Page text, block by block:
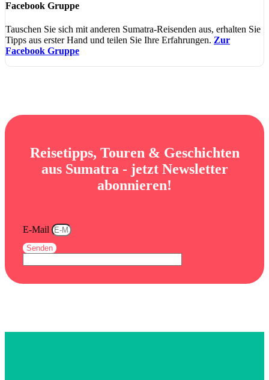
Facebook Gruppe
Tauschen Sie sich mit anderen Sumatra-Reisenden aus, erhalten Sie
Tipps aus erster Hand und teilen Sie Ihre Erfahrungen. Zur
Facebook Gruppe
Reisetipps, Touren & Geschichten
aus Sumatra - jetzt Newsletter
abonnieren!
E-Mail
Senden